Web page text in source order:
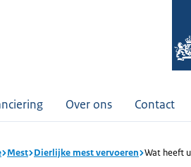
Over ons Contact
Mest Dierlijke mest vervoeren Wat heeft